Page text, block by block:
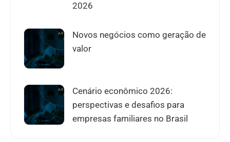
2026
Novos negócios como geração de
valor
Cenário econômico 2026:
perspectivas e desafios para
empresas familiares no Brasil